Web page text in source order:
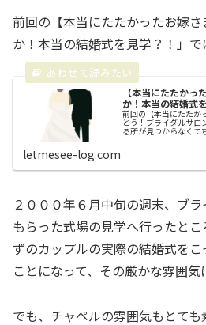
前回の【本当にたたかったお嫁
か！本当の結婚式を見学？！」で
【本当にたたかっ
か！本当の結婚式
前回の【本当にたたか
とう！ブライダルサロ
る所が見つからなくて
letmesee-log.com
２０００年６月中旬の週末、ブ
もらった式場の見学へ行ったと
ずのカップルの実際の結婚式を
ことになって、その厳かな雰囲気
でも、チャペルの雰囲気もとて